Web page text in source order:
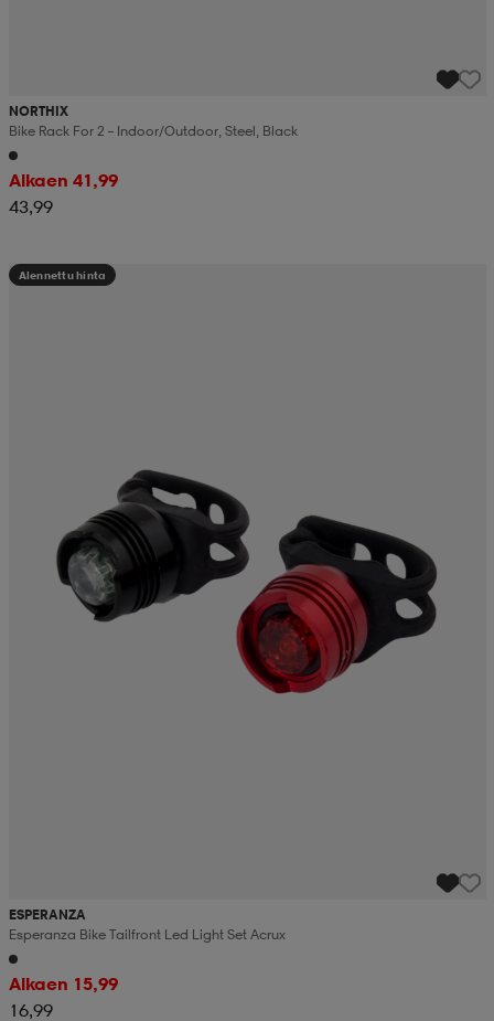
NORTHIX
Bike Rack For 2 – Indoor/outdoor, Steel, Black
Alkaen 41,99
43,99
Alennettu hinta
ESPERANZA
Esperanza Bike Tailfront Led Light Set Acrux
Alkaen 15,99
16,99